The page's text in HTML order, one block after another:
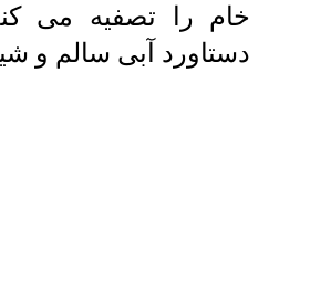
خام را تصفیه می
دستاورد آبی سالم و